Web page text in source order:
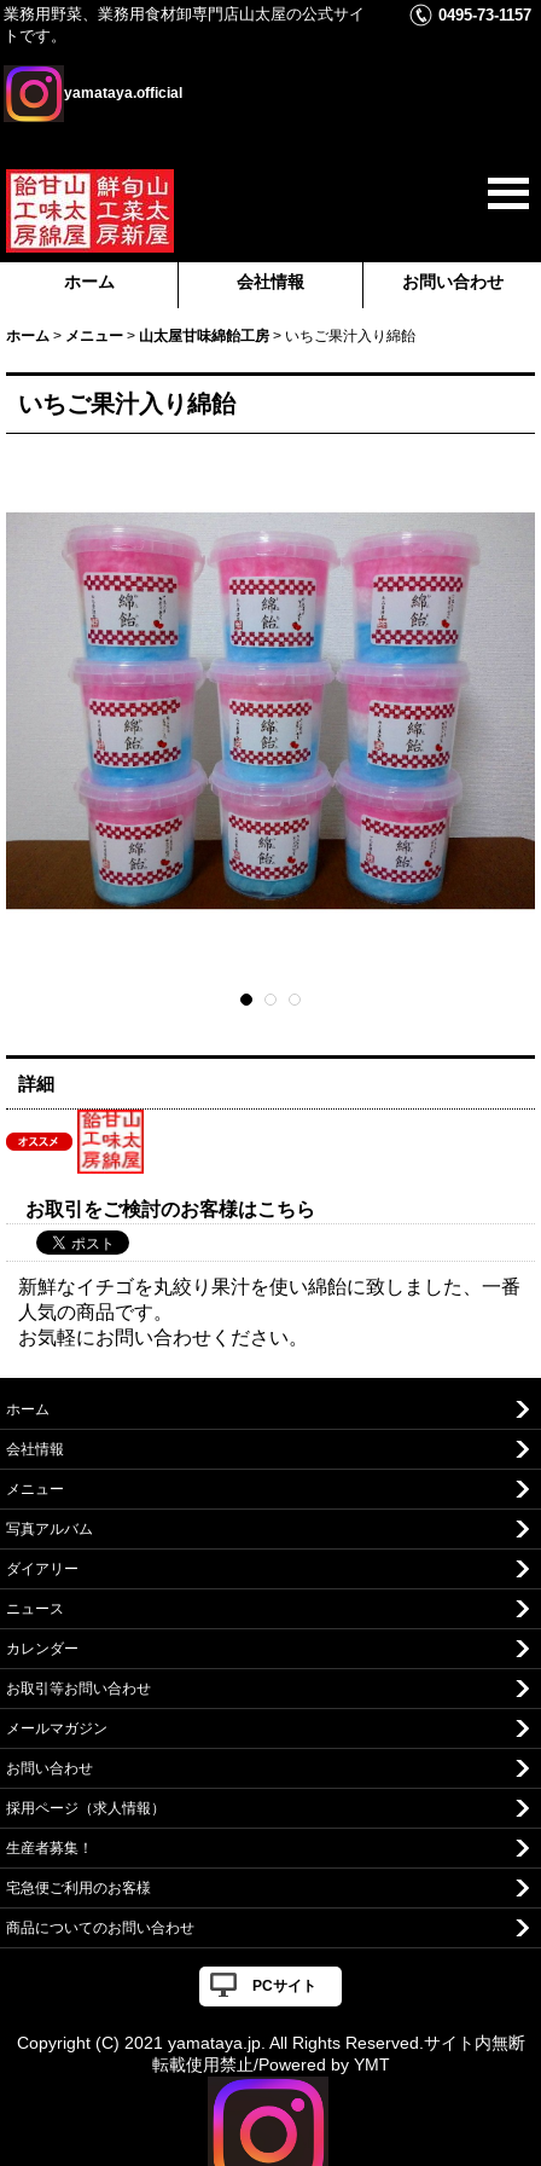
業務用野菜、業務用食材卸専門店山太屋の公式サイ
トです。
yamataya.official
0495-73-1157
ホーム 会社情報 お問い合わせ
ホーム > メニュー > 山太屋甘味綿飴工房 > いちご果汁入り綿飴
いちご果汁入り綿飴
詳細
お取引をご検討のお客様はこちら
新鮮なイチゴを丸絞り果汁を使い綿飴に致しました、一番
人気の商品です。
お気軽にお問い合わせください。
ホーム
会社情報
メニュー
写真アルバム
ダイアリー
ニュース
カレンダー
お取引等お問い合わせ
メールマガジン
お問い合わせ
採用ページ（求人情報）
生産者募集！
宅急便ご利用のお客様
商品についてのお問い合わせ
PCサイト
Copyright (C) 2021 yamataya.jp. All Rights Reserved.サイト内無断
転載使用禁止/Powered by YMT